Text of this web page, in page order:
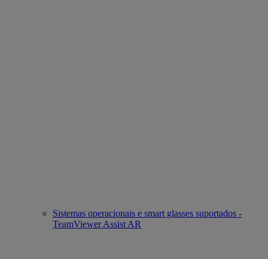
Sistemas operacionais e smart glasses suportados -
TeamViewer Assist AR